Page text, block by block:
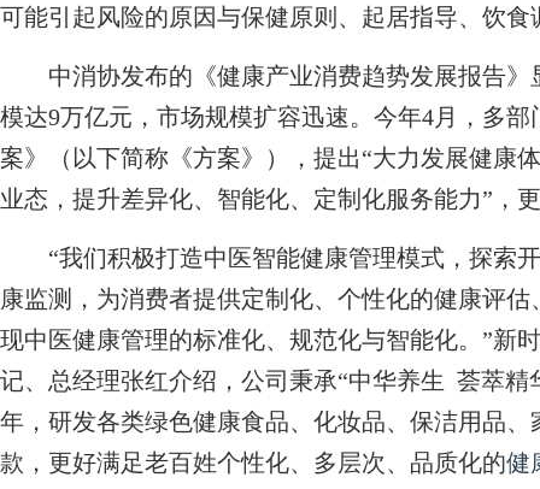
可能引起风险的原因与保健原则、起居指导、饮
中消协发布的《健康产业消费趋势发展报告》
模达9万亿元，市场规模扩容迅速。今年4月，多部
案》（以下简称《方案》），提出“大力发展健康
业态，提升差异化、智能化、定制化服务能力”，
“我们积极打造中医智能健康管理模式，探索
康监测，为消费者提供定制化、个性化的健康评
现中医健康管理的标准化、规范化与智能化。”新
记、总经理张红介绍，公司秉承“中华养生 荟萃精
年，研发各类绿色健康食品、化妆品、保洁用品
款，更好满足老百姓个性化、多层次、品质化的健